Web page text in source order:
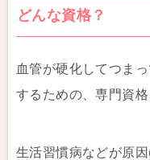
どんな資格？
血管が硬化してつま
するための、専門資格
生活習慣病などが原